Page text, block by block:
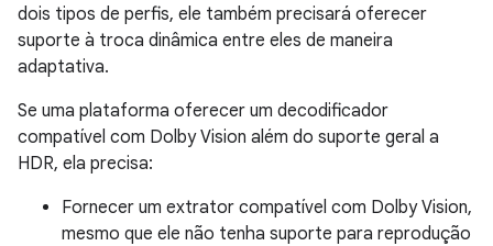
dois tipos de perfis, ele também precisará oferecer
suporte à troca dinâmica entre eles de maneira
adaptativa.
Se uma plataforma oferecer um decodificador
compatível com Dolby Vision além do suporte geral a
HDR, ela precisa:
Fornecer um extrator compatível com Dolby Vision,
mesmo que ele não tenha suporte para reprodução